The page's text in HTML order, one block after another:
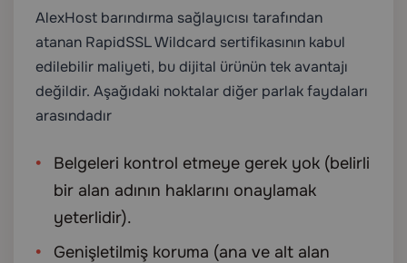
AlexHost barındırma sağlayıcısı tarafından
atanan RapidSSL Wildcard sertifikasının kabul
edilebilir maliyeti, bu dijital ürünün tek avantajı
değildir. Aşağıdaki noktalar diğer parlak faydaları
arasındadır
Belgeleri kontrol etmeye gerek yok (belirli
bir alan adının haklarını onaylamak
yeterlidir).
Genişletilmiş koruma (ana ve alt alan